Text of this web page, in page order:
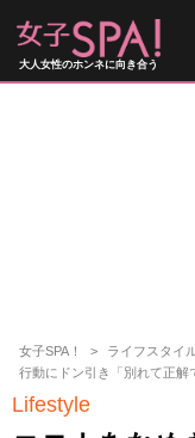
大人女性のホンネに向き合う
女子SPA！ ライフスタイ
行動にドン引き「別れて正解
Lifestyle